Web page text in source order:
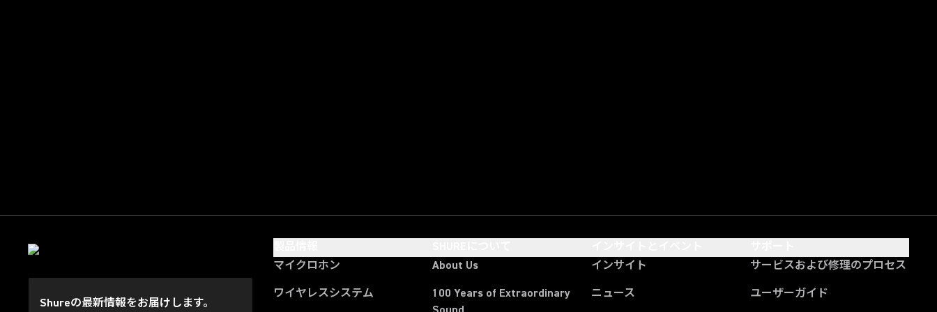
Shureの最新情報をお届けします。
マイクロホン
ワイヤレスシステム
About Us
100 Years of Extraordinary
インサイト
ニュース
サービスおよび修理のプロセス
ユーザーガイド